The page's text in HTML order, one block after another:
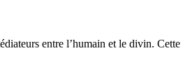
entre l’humain et le divin.